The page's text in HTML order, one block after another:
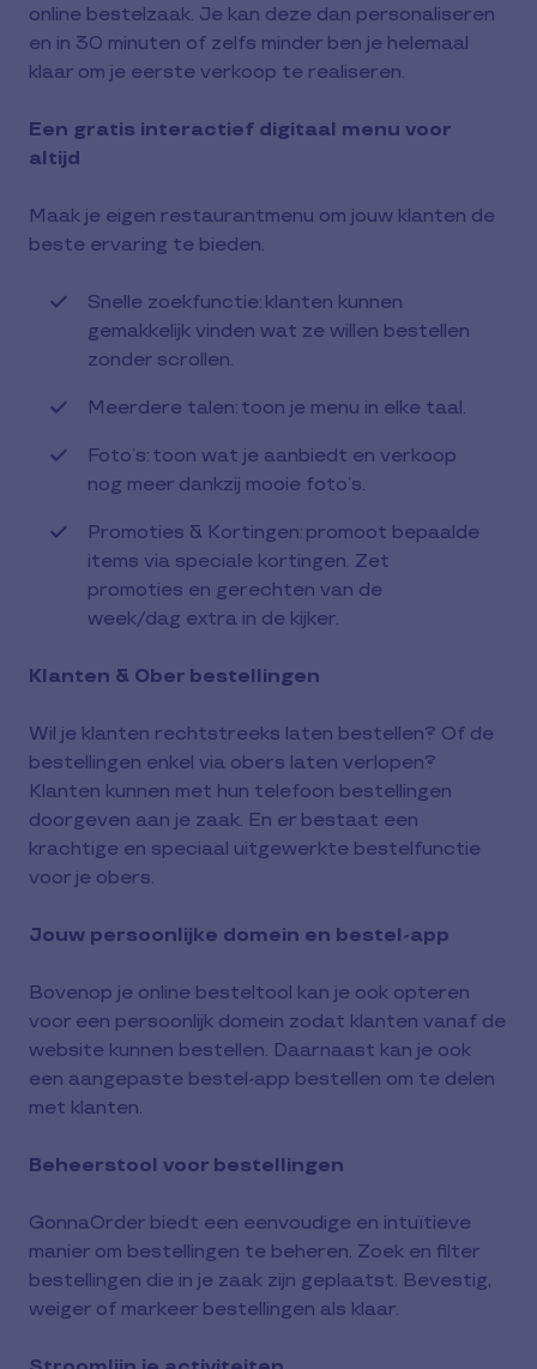
online bestelzaak. Je kan deze dan personaliseren
en in 30 minuten of zelfs minder ben je helemaal
klaar om je eerste verkoop te realiseren.
Een gratis interactief digitaal menu voor
altijd
Maak je eigen restaurantmenu om jouw klanten de
beste ervaring te bieden.
Snelle zoekfunctie: klanten kunnen
gemakkelijk vinden wat ze willen bestellen
zonder scrollen.
Meerdere talen: toon je menu in elke taal.
Foto’s: toon wat je aanbiedt en verkoop
nog meer dankzij mooie foto’s.
Promoties & Kortingen: promoot bepaalde
items via speciale kortingen. Zet
promoties en gerechten van de
week/dag extra in de kijker.
Klanten & Ober bestellingen
Wil je klanten rechtstreeks laten bestellen? Of de
bestellingen enkel via obers laten verlopen?
Klanten kunnen met hun telefoon bestellingen
doorgeven aan je zaak. En er bestaat een
krachtige en speciaal uitgewerkte bestelfunctie
voor je obers.
Jouw persoonlijke domein en bestel-app
Bovenop je online besteltool kan je ook opteren
voor een persoonlijk domein zodat klanten vanaf de
website kunnen bestellen. Daarnaast kan je ook
een aangepaste bestel-app bestellen om te delen
met klanten.
Beheerstool voor bestellingen
GonnaOrder biedt een eenvoudige en intuïtieve
manier om bestellingen te beheren. Zoek en filter
bestellingen die in je zaak zijn geplaatst. Bevestig,
weiger of markeer bestellingen als klaar.